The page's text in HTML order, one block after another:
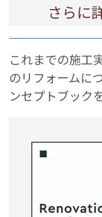
さらに
これまでの施工
のリフォームに
ンセプトブック